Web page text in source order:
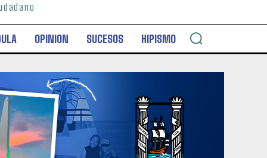
OPINION SUCESOS HIPISMO